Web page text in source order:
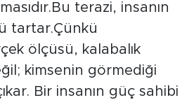
terazi, insanın
tartar.Çünkü
ölçüsü, kalabalık
kimsenin görmediği
Bir insanın güç sahibi